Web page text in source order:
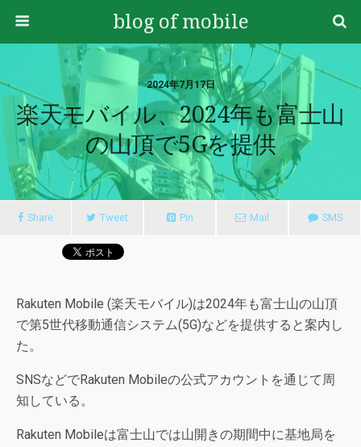
blog of mobile
2024年7月17日
楽天モバイル、2024年も富士山
の山頂で5Gを提供
Share Tweet Pin Mail SMS
Rakuten Mobile (楽天モバイル)は2024年も富士山の山頂
で第5世代移動通信システム(5G)などを提供すると案内し
た。
SNSなどでRakuten Mobileの公式アカウントを通じて周
知している。
Rakuten Mobileは富士山では山開きの期間中に基地局を